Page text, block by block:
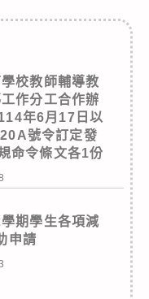
校教師輔導教
作分工合作辦
年6月17日以
號令訂定發
命令條文各1份
期學生各項減
申請